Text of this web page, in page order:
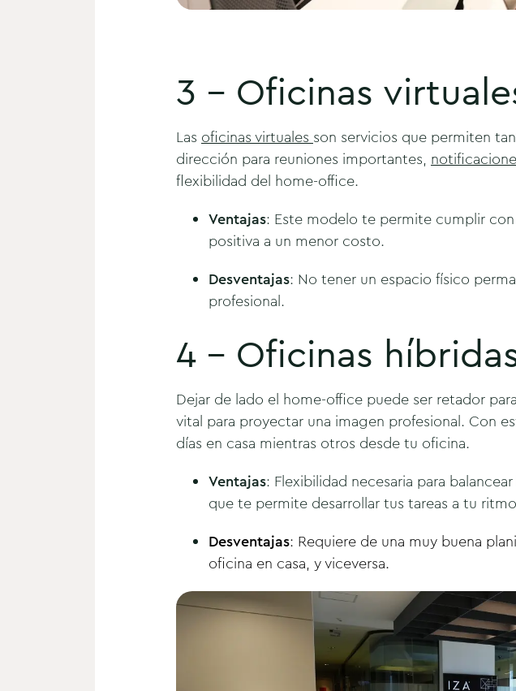
3 - Oficinas
Las oficinas virtuales son servicios que permiten
dirección para reuniones importantes,
flexibilidad del home-office.
Ventajas: Este modelo te permite cumplir
positiva a un menor costo.
Desventajas: No tener un espacio físico
profesional.
4 - Oficinas
Dejar de lado el home-office puede ser retador
vital para proyectar una imagen profesional. Con
días en casa mientras otros desde tu oficina.
Ventajas: Flexibilidad necesaria para
que te permite desarrollar tus tareas a tu
Desventajas: Requiere de una muy buena
oficina en casa, y viceversa.